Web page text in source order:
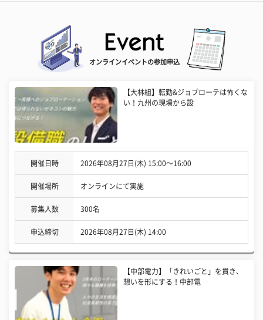
オンラインイベントの参加申込
【大林組】転勤&ジョブローテは怖くな
い！九州の現場から設
開催日時 2026年08月27日(木) 15:00〜16:00
開催場所 オンラインにて実施
募集人数 300名
申込締切 2026年08月27日(木) 14:00
【中部電力】「きれいごと」を貫き、
想いを形にする！中部電